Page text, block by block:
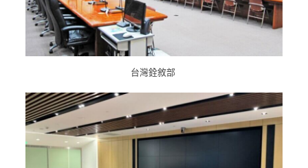
台灣銓敘部